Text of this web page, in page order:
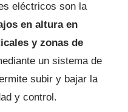
eléctricos son la
en altura en
y zonas de
un sistema de
subir y bajar la
y control.